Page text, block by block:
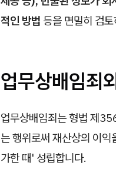
적인 방법 등을 면밀히 검
업무상배임죄
업무상배임죄는 형법 제
는 행위로써 재산상의 이
가한 때' 성립합니다.